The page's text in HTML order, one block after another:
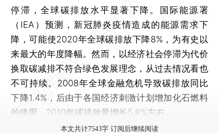
停滞，全球碳排放水平显著下降。国际能源署
（IEA）预测，新冠肺炎疫情造成的能源需求下
降，可能使2020年全球碳排放下降8%，为有史以
来最大的年度降幅。然而，以经济社会停滞为代价
换取碳减排不符合绿色发展理念，从过去情况看也
不可持续。2008年全球金融危机导致碳排放同比
下降1.4%，后由于各国经济刺激计划增加化石燃料
的使用，2010年碳排放量增长5.8%左右。
本文共计7543字 订阅后继续阅读